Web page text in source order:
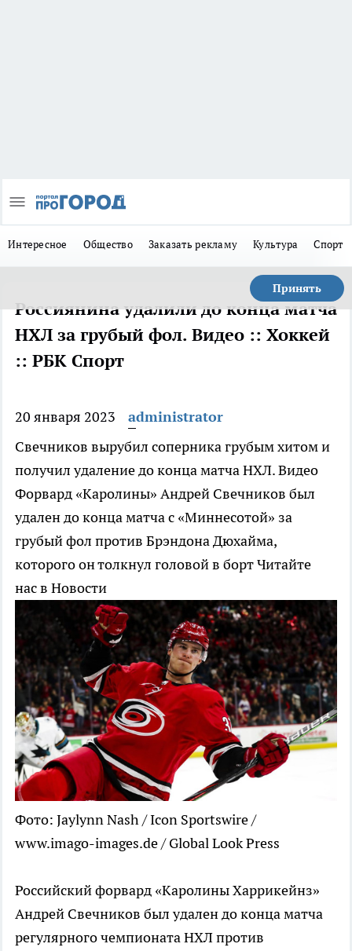
Интересное Общество Заказать рекламу Культура Спорт
Принять
Россиянина удалили до конца матча
НХЛ за грубый фол. Видео :: Хоккей
:: РБК Спорт
20 января 2023
administrator
Свечников вырубил соперника грубым хитом и
получил удаление до конца матча НХЛ. Видео
Форвард «Каролины» Андрей Свечников был
удален до конца матча с «Миннесотой» за
грубый фол против Брэндона Дюхайма,
которого он толкнул головой в бортЧитайте
нас в Новости
Фото: Jaylynn Nash / Icon Sportswire /
www.imago-images.de / Global Look Press
Российский форвард «Каролины Харрикейнз»
Андрей Свечников был удален до конца матча
регулярного чемпионата НХЛ против